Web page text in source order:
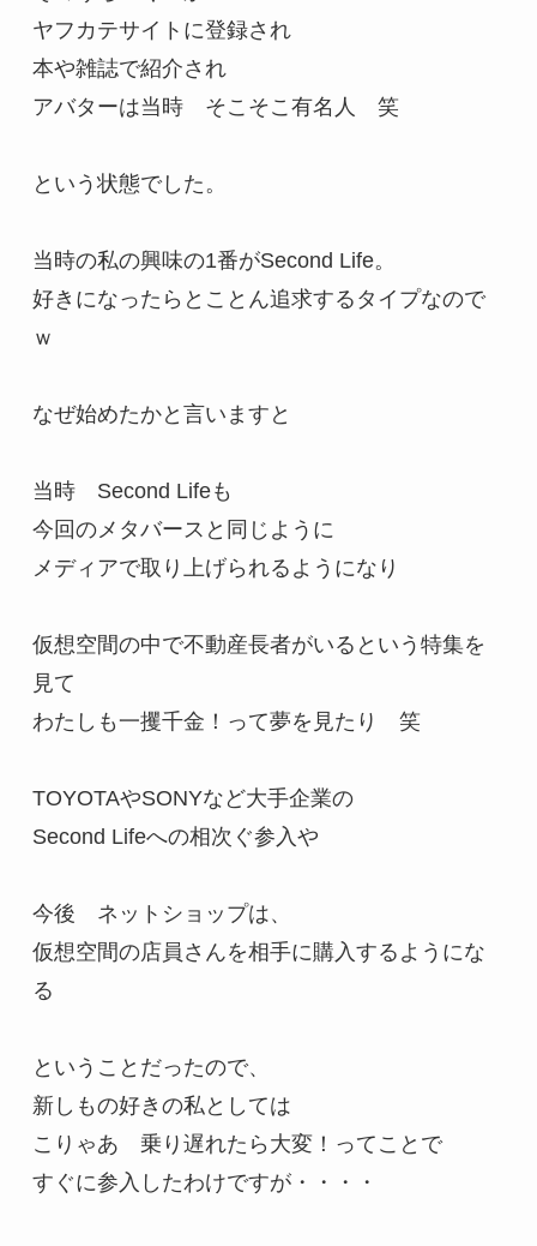
ヤフカテサイトに登録され
本や雑誌で紹介され
アバターは当時　そこそこ有名人　笑
という状態でした。
当時の私の興味の1番がSecond Life。
好きになったらとことん追求するタイプなので
ｗ
なぜ始めたかと言いますと
当時　Second Lifeも
今回のメタバースと同じように
メディアで取り上げられるようになり
仮想空間の中で不動産長者がいるという特集を
見て
わたしも一攫千金！って夢を見たり　笑
TOYOTAやSONYなど大手企業の
Second Lifeへの相次ぐ参入や
今後　ネットショップは、
仮想空間の店員さんを相手に購入するようにな
る
ということだったので、
新しもの好きの私としては
こりゃあ　乗り遅れたら大変！ってことで
すぐに参入したわけですが・・・・